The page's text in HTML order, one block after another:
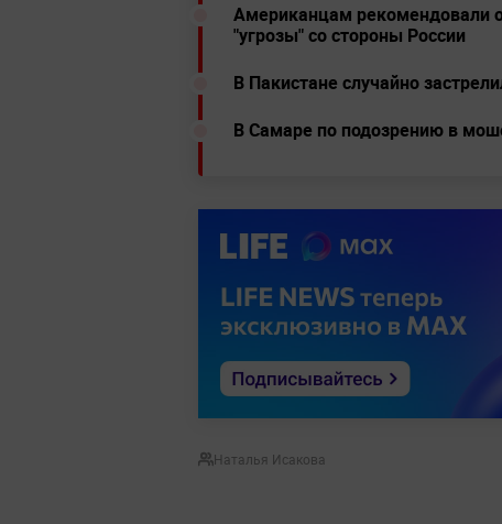
Американцам рекомендовали
"угрозы" со стороны России
В Пакистане случайно
В Самаре по подозрению в
Наталья Исакова